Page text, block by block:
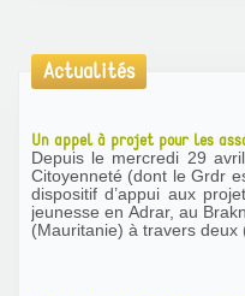
Actualités
Un appel à projet pour les
Depuis le mercredi 29
Citoyenneté (dont le Grdr
dispositif d’appui aux
jeunesse en Adrar, au
(Mauritanie) à travers deux